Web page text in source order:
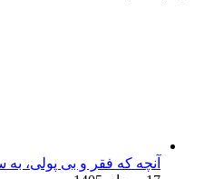
آنچه که فقر و بی‌ پولی،